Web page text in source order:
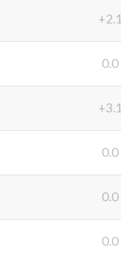
+2.1
0.0
+3.1
0.0
0.0
0.0